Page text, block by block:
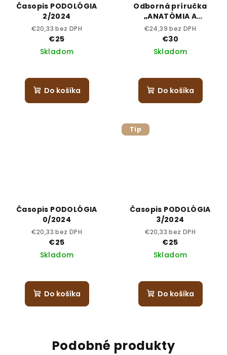
Časopis PODOLÓGIA
2/2024
€20,33 bez DPH
€25
Skladom
Do košíka
Odborná príručka
„ANATÓMIA A
FYZIOLÓGIA
NECHTOVÉHO APARÁTU“
€24,39 bez DPH
€30
Skladom
Do košíka
Časopis PODOLÓGIA
0/2024
€20,33 bez DPH
€25
Skladom
Do košíka
Tip
Časopis PODOLÓGIA
3/2024
€20,33 bez DPH
€25
Skladom
hodnotenie
produktu
hviezdičiek.
Do košíka
Podobné produkty